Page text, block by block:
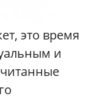
это время
и